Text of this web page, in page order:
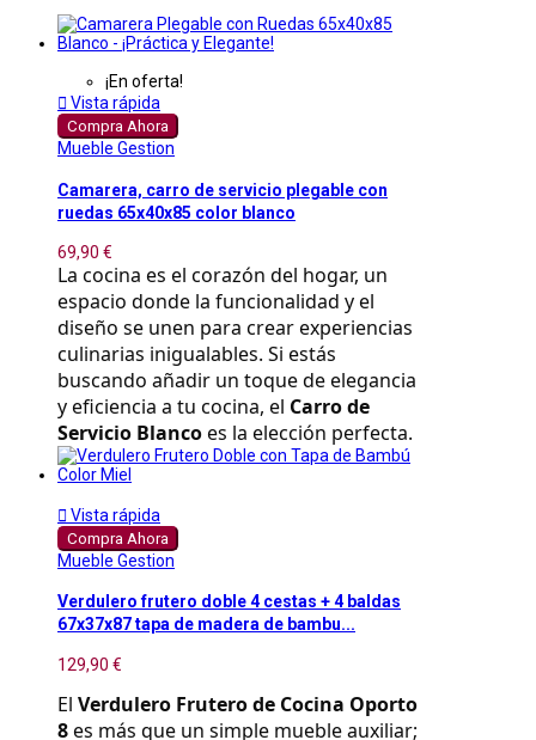
¡En oferta!
 Vista rápida
Compra Ahora
Mueble Gestion
Camarera, carro de servicio plegable con
ruedas 65x40x85 color blanco
69,90 €
La cocina es el corazón del hogar, un
espacio donde la funcionalidad y el
diseño se unen para crear experiencias
culinarias inigualables. Si estás
buscando añadir un toque de elegancia
y eficiencia a tu cocina, el Carro de
Servicio Blanco es la elección perfecta.
 Vista rápida
Compra Ahora
Mueble Gestion
Verdulero frutero doble 4 cestas + 4 baldas
67x37x87 tapa de madera de bambu...
129,90 €
El Verdulero Frutero de Cocina Oporto
8 es más que un simple mueble auxiliar;